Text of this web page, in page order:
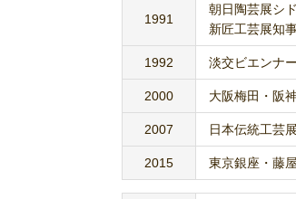
1991
朝日陶芸展シ
新匠工芸展知
1992 淡交ビエンナ
2000 大阪梅田・阪
2007 日本伝統工芸
2015 東京銀座・藤